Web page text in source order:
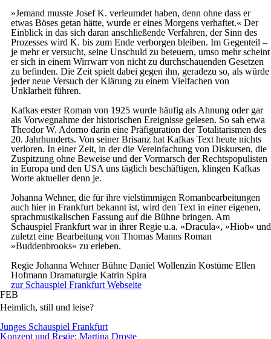
»Jemand musste Josef K. verleumdet haben, denn ohne dass er
etwas Böses getan hätte, wurde er eines Morgens verhaftet.« Der
Einblick in das sich daran anschließende Verfahren, der Sinn des
Prozesses wird K. bis zum Ende verborgen bleiben. Im Gegenteil –
je mehr er versucht, seine Unschuld zu beteuern, umso mehr scheint
er sich in einem Wirrwarr von nicht zu durchschauenden Gesetzen
zu befinden. Die Zeit spielt dabei gegen ihn, geradezu so, als würde
jeder neue Versuch der Klärung zu einem Vielfachen von
Unklarheit führen.
Kafkas erster Roman von 1925 wurde häufig als Ahnung oder gar
als Vorwegnahme der historischen Ereignisse gelesen. So sah etwa
Theodor W. Adorno darin eine Präfiguration der Totalitarismen des
20. Jahrhunderts. Von seiner Brisanz hat Kafkas Text heute nichts
verloren. In einer Zeit, in der die Vereinfachung von Diskursen, die
Zuspitzung ohne Beweise und der Vormarsch der Rechtspopulisten
in Europa und den USA uns täglich beschäftigen, klingen Kafkas
Worte aktueller denn je.
Johanna Wehner, die für ihre vielstimmigen Romanbearbeitungen
auch hier in Frankfurt bekannt ist, wird den Text in einer eigenen,
sprachmusikalischen Fassung auf die Bühne bringen. Am
Schauspiel Frankfurt war in ihrer Regie u.a. »Dracula«, »Hiob« und
zuletzt eine Bearbeitung von Thomas Manns Roman
»Buddenbrooks« zu erleben.
RegieJohanna WehnerBühneDaniel Wollenzin Kostüme Ellen
Hofmann Dramaturgie Katrin Spira
zur Schauspiel Frankfurt Webseite
FEB
Heimlich, still und leise?
Junges Schauspiel Frankfurt
Konzept und Regie: Martina Droste